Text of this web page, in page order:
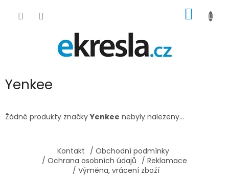
KOŠÍK
Yenkee
Žádné produkty značkyYenkee nebyly nalezeny...
Kontakt / Obchodní podmínky
/ Ochrana osobních údajů / Reklamace
/ Výměna, vrácení zboží